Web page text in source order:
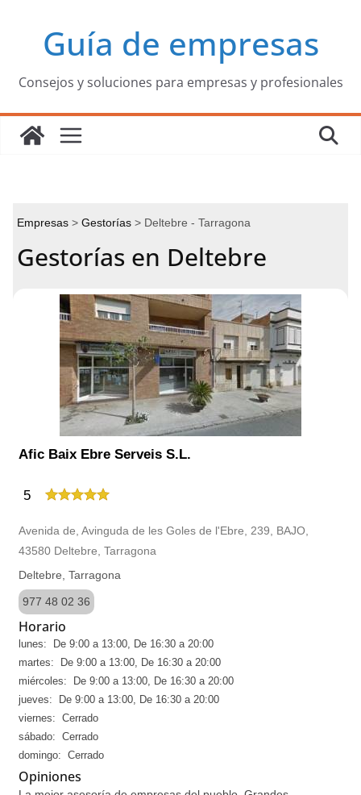
contenidoGuía de empresas
Consejos y soluciones para empresas y profesionales
Empresas Gestorías Deltebre - Tarragona
Gestorías en Deltebre
Afic Baix Ebre Serveis S.L.
5
Avenida de, Avinguda de les Goles de l'Ebre, 239, BAJO,
43580 Deltebre, Tarragona
Deltebre, Tarragona
977 48 02 36
Horario
lunes: De 9:00 a 13:00, De 16:30 a 20:00
martes: De 9:00 a 13:00, De 16:30 a 20:00
miércoles: De 9:00 a 13:00, De 16:30 a 20:00
jueves: De 9:00 a 13:00, De 16:30 a 20:00
viernes: Cerrado
sábado: Cerrado
domingo: Cerrado
Opiniones